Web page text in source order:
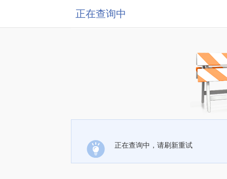
正在查询中
正在查询中，请刷新重试